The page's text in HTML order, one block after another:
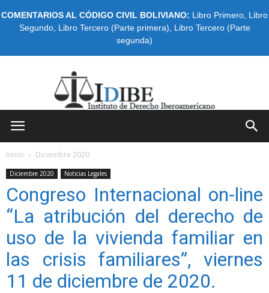
COMENTARIOS AL CÓDIGO CIVIL BOLIVIANO: Libro Primero Libro
Segundo, Libro Tercero (Parte primera)
Libro Tercero (Parte
segunda)
Inicio Diciembre 2020
Diciembre 2020 Noticias Legales
Congreso Internacional on-line
“La atribución del derecho de
uso de la vivienda familiar en
las crisis familiares”, viernes
11 de diciembre de 2020.